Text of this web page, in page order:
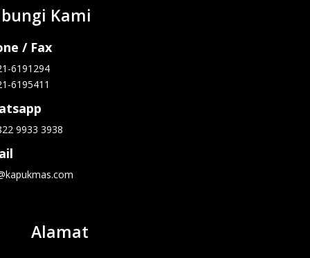
Kami
/ Fax
6191294
6195411
9933 3938
Alamat